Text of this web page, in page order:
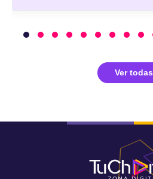
Ver todas